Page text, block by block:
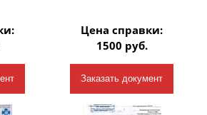
Цена справки:
1500 руб.
Заказать документ